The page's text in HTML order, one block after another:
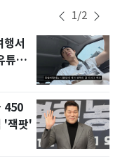
1/2
서
튜브
450
'잭팟'